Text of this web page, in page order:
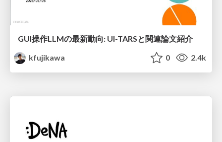
GUI操作LLMの最新動向: UI-TARSと関連論文紹介
kfujikawa
0 2.4k